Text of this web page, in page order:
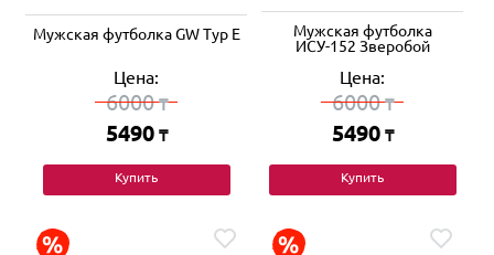
Мужская футболка GW Typ E
Цена:
6000₸
5490 ₸
Купить
Мужская футболка
ИСУ-152 Зверобой
Цена:
6000₸
5490 ₸
Купить